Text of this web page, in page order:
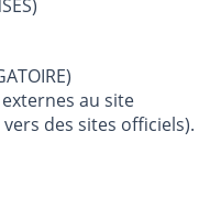
(OBLIGATOIRE)
au site
des sites officiels).